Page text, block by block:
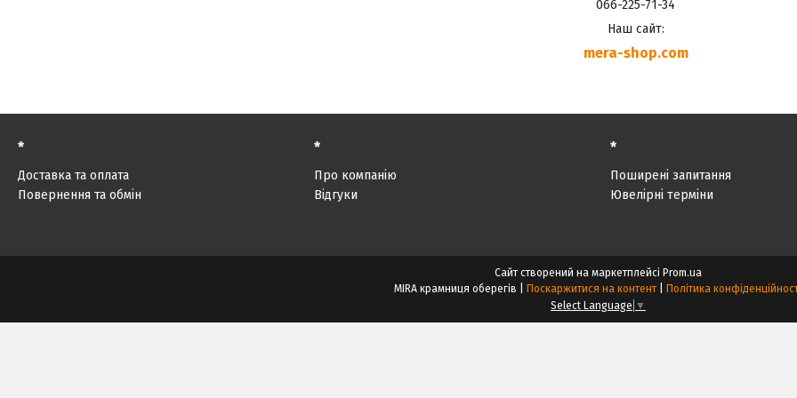
066-225-71-34
Наш сайт:
mera-shop.com
*
Доставка та оплата
Повернення та обмін
*
Про компанію
Відгуки
*
Поширені запитання
Ювелірні терміни
Сайт створений на маркетплейсі Prom.ua
Поскаржитися на контент
Політика
Select Language ▼